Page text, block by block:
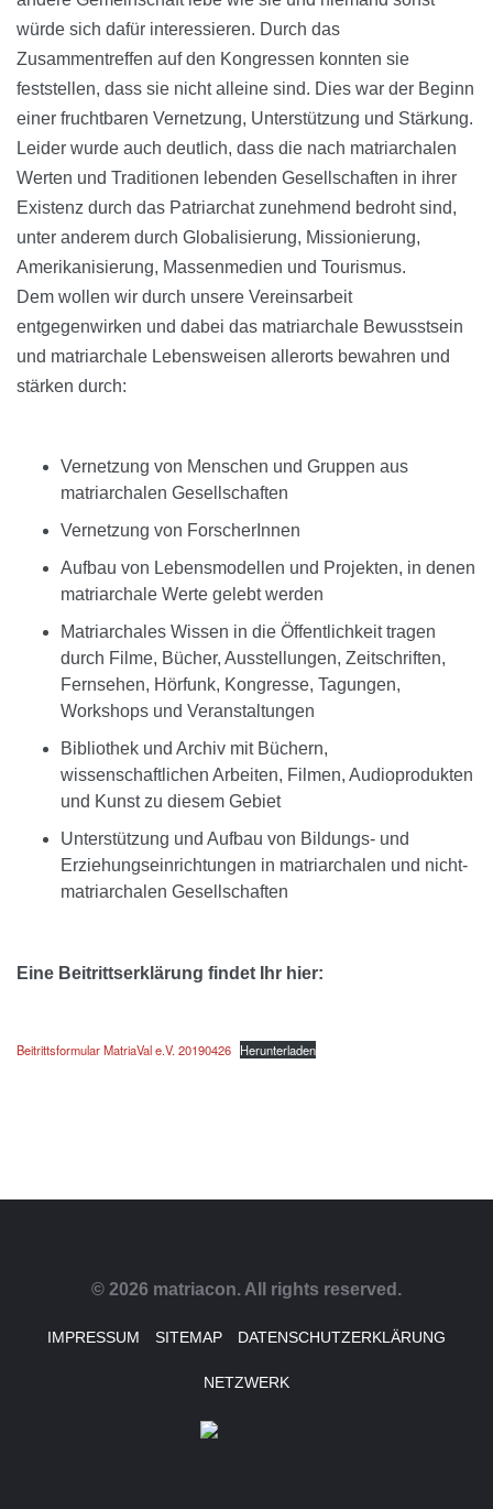
würde sich dafür interessieren. Durch das
Zusammentreffen auf den Kongressen konnten sie
feststellen, dass sie nicht alleine sind. Dies war der Beginn
einer fruchtbaren Vernetzung, Unterstützung und Stärkung.
Leider wurde auch deutlich, dass die nach matriarchalen
Werten und Traditionen lebenden Gesellschaften in ihrer
Existenz durch das Patriarchat zunehmend bedroht sind,
unter anderem durch Globalisierung, Missionierung,
Amerikanisierung, Massenmedien und Tourismus.
Dem wollen wir durch unsere Vereinsarbeit
entgegenwirken und dabei das matriarchale Bewusstsein
und matriarchale Lebensweisen allerorts bewahren und
stärken durch:
Vernetzung von Menschen und Gruppen aus
matriarchalen Gesellschaften
Vernetzung von ForscherInnen
Aufbau von Lebensmodellen und Projekten, in denen
matriarchale Werte gelebt werden
Matriarchales Wissen in die Öffentlichkeit tragen
durch Filme, Bücher, Ausstellungen, Zeitschriften,
Fernsehen, Hörfunk, Kongresse, Tagungen,
Workshops und Veranstaltungen
Bibliothek und Archiv mit Büchern,
wissenschaftlichen Arbeiten, Filmen, Audioprodukten
und Kunst zu diesem Gebiet
Unterstützung und Aufbau von Bildungs- und
Erziehungseinrichtungen in matriarchalen und nicht-
matriarchalen Gesellschaften
Eine Beitrittserklärung findet Ihr hier:
Beitrittsformular MatriaVal e.V. 20190426 Herunterladen
© 2026 matriacon. All rights reserved.
IMPRESSUM SITEMAP DATENSCHUTZERKLÄRUNG
NETZWERK